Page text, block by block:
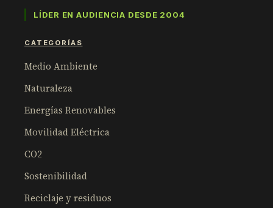
LÍDER EN AUDIENCIA DESDE 2004
CATEGORÍAS
Medio Ambiente
Naturaleza
Energías Renovables
Movilidad Eléctrica
CO2
Sostenibilidad
Reciclaje y residuos